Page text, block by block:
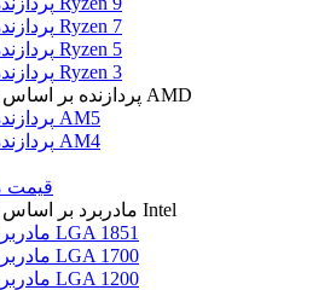
پردازنده Ryzen 7
پردازنده Ryzen 5
پردازنده Ryzen 3
پردازنده بر اساس سوکت AMD
پردازنده AM5
پردازنده AM4
قیمت
مادربرد بر اساس سوکت Intel
مادربرد LGA 1851
مادربرد LGA 1700
مادربرد LGA 1200